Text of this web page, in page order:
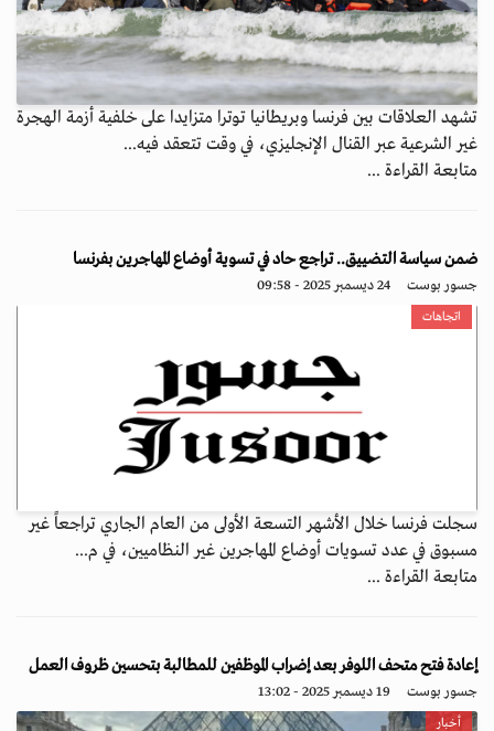
تشهد العلاقات بين فرنسا وبريطانيا توترا متزايدا على خلفية أزمة الهجرة
غير الشرعية عبر القنال الإنجليزي، في وقت تتعقد فيه...
متابعة القراءة ...
ضمن سياسة التضييق.. تراجع حاد في تسوية أوضاع المهاجرين بفرنسا
جسور بوست 24 ديسمبر 2025 - 09:58
اتجاهات
سجلت فرنسا خلال الأشهر التسعة الأولى من العام الجاري تراجعاً غير
مسبوق في عدد تسويات أوضاع المهاجرين غير النظاميين، في م...
متابعة القراءة ...
إعادة فتح متحف اللوفر بعد إضراب الموظفين للمطالبة بتحسين ظروف العمل
جسور بوست 19 ديسمبر 2025 - 13:02
أخبار